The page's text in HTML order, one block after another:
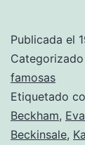
Publicada el
famosas
Etiquetado
Beckham,
Beckinsale,